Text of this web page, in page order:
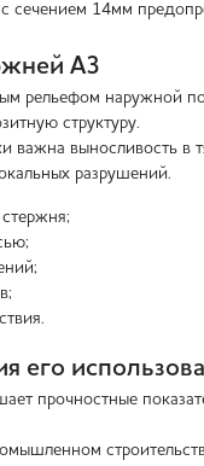
с сечением 14мм
А3
рельефом наружной
структуру.
важна выносливость
разрушений.
его
прочностные